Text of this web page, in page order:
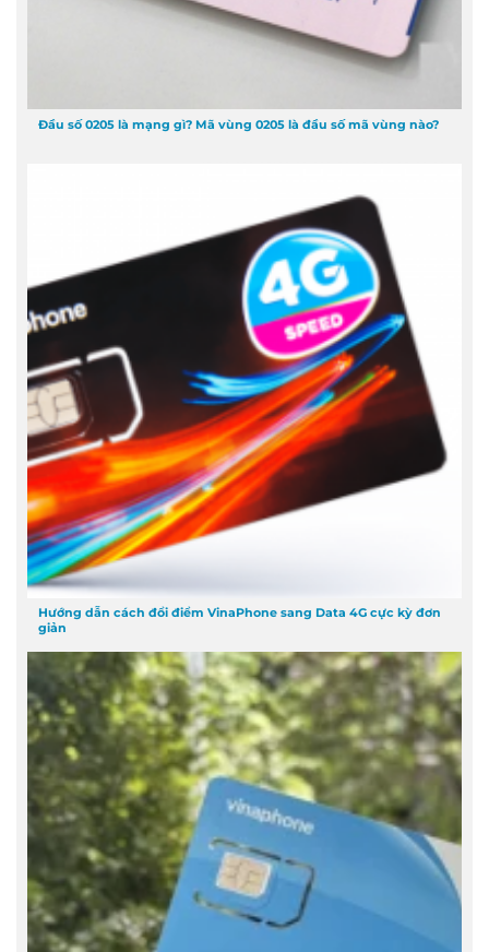
Đầu số 0205 là mạng gì? Mã vùng 0205 là đầu số mã vùng nào?
Hướng dẫn cách đổi điểm VinaPhone sang Data 4G cực kỳ đơn
giản